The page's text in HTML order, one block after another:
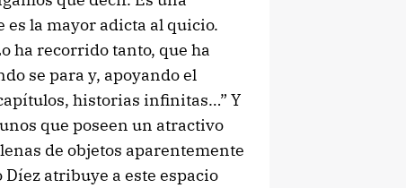
la mayor adicta al quicio.
ha recorrido tanto, que ha
se para y, apoyando el
historias infinitas…” Y
que poseen un atractivo
de objetos aparentemente
atribuye a este espacio